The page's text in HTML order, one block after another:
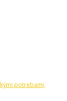
potrebami,